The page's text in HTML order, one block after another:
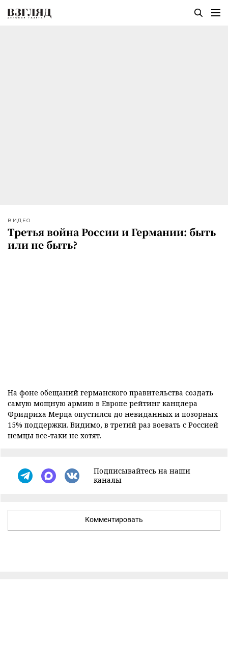
ВИДЕО
Третья война России и Германии: быть
или не быть?
На фоне обещаний германского правительства создать
самую мощную армию в Европе рейтинг канцлера
Фридриха Мерца опустился до невиданных и позорных
15% поддержки. Видимо, в третий раз воевать с Россией
немцы все-таки не хотят.
Подписывайтесь на наши
каналы
Комментировать